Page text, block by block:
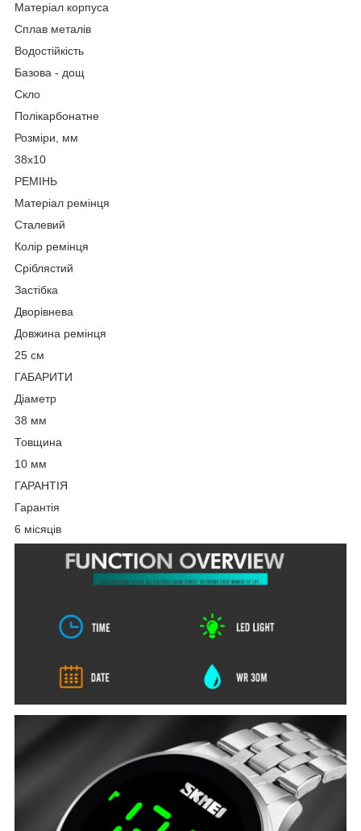
Матеріал корпуса
Сплав металів
Водостійкість
Базова - дощ
Скло
Полікарбонатне
Розміри, мм
38х10
РЕМІНЬ
Матеріал ремінця
Сталевий
Колір ремінця
Сріблястий
Застібка
Дворівнева
Довжина ремінця
25 см
ГАБАРИТИ
Діаметр
38 мм
Товщина
10 мм
ГАРАНТІЯ
Гарантія
6 місяців